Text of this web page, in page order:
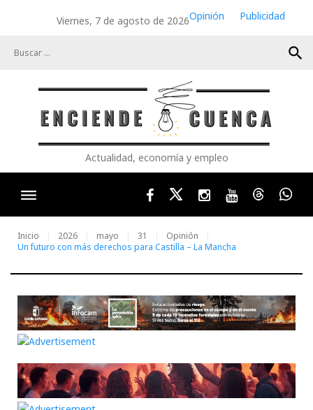
Viernes, 7 de agosto de 2026Opinión
Publicidad
search
Actualidad, economía y empleo
FacebookTwitterInstagram
YoutubeThreads
Inicio 2026 mayo 31
Opinión
Un futuro con más derechos para Castilla – La Mancha